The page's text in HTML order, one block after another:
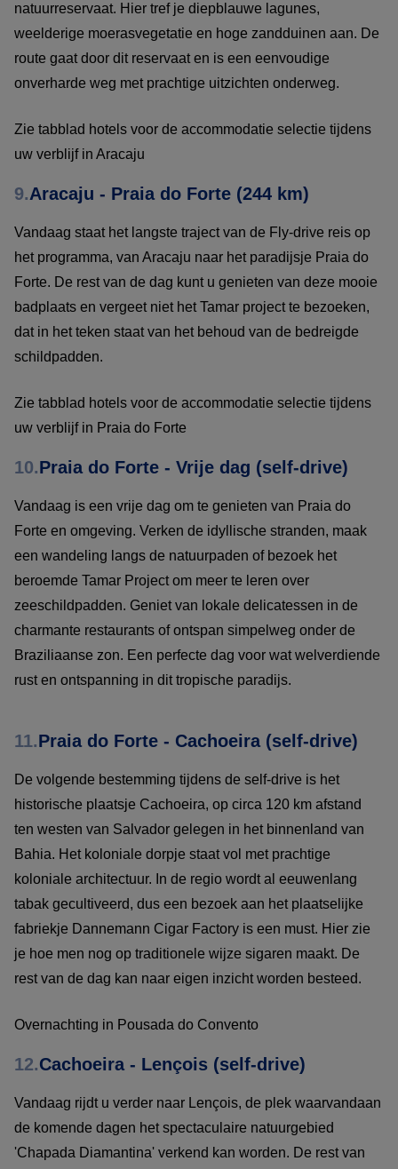
natuurreservaat. Hier tref je diepblauwe lagunes,
weelderige moerasvegetatie en hoge zandduinen aan. De
route gaat door dit reservaat en is een eenvoudige
onverharde weg met prachtige uitzichten onderweg.
Zie tabblad hotels voor de accommodatie selectie tijdens
uw verblijf in Aracaju
9.Aracaju - Praia do Forte (244 km)
Vandaag staat het langste traject van de Fly-drive reis op
het programma, van Aracaju naar het paradijsje Praia do
Forte. De rest van de dag kunt u genieten van deze mooie
badplaats en vergeet niet het Tamar project te bezoeken,
dat in het teken staat van het behoud van de bedreigde
schildpadden.
Zie tabblad hotels voor de accommodatie selectie tijdens
uw verblijf in Praia do Forte
10.Praia do Forte - Vrije dag (self-drive)
Vandaag is een vrije dag om te genieten van Praia do
Forte en omgeving. Verken de idyllische stranden, maak
een wandeling langs de natuurpaden of bezoek het
beroemde Tamar Project om meer te leren over
zeeschildpadden. Geniet van lokale delicatessen in de
charmante restaurants of ontspan simpelweg onder de
Braziliaanse zon. Een perfecte dag voor wat welverdiende
rust en ontspanning in dit tropische paradijs.
11.Praia do Forte - Cachoeira (self-drive)
De volgende bestemming tijdens de self-drive is het
historische plaatsje Cachoeira, op circa 120 km afstand
ten westen van Salvador gelegen in het binnenland van
Bahia. Het koloniale dorpje staat vol met prachtige
koloniale architectuur. In de regio wordt al eeuwenlang
tabak gecultiveerd, dus een bezoek aan het plaatselijke
fabriekje Dannemann Cigar Factory is een must. Hier zie
je hoe men nog op traditionele wijze sigaren maakt. De
rest van de dag kan naar eigen inzicht worden besteed.
Overnachting in Pousada do Convento
12.Cachoeira - Lençois (self-drive)
Vandaag rijdt u verder naar Lençois, de plek waarvandaan
de komende dagen het spectaculaire natuurgebied
'Chapada Diamantina' verkend kan worden. De rest van